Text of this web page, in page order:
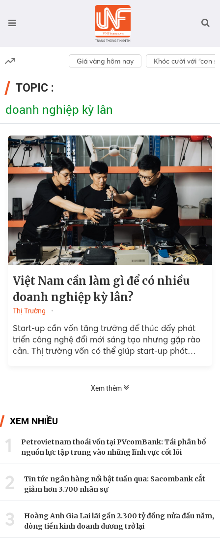
Giá vàng hôm nay Khóc cười với “cơn
TOPIC :
doanh nghiệp kỳ lân
Việt Nam cần làm gì để có nhiều
doanh nghiệp kỳ lân?
Thị Trường
Start-up cần vốn tăng trưởng để thúc đẩy phát
triển công nghệ đổi mới sáng tạo nhưng gặp rào
cản. Thị trường vốn có thể giúp start-up phát
Xem thêm
XEM NHIỀU
1
Petrovietnam thoái vốn tại PVcomBank: Tái phân bổ
nguồn lực tập trung vào những lĩnh vực cốt lõi
2
Tin tức ngân hàng nổi bật tuần qua: Sacombank cắt
giảm hơn 3.700 nhân sự
3
Hoàng Anh Gia Lai lãi gần 2.300 tỷ đồng nửa đầu năm,
dòng tiền kinh doanh dương trở lại